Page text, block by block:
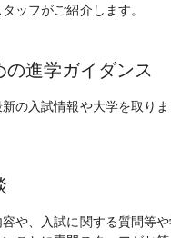
ッフがご紹介します。
の進学ガイダンス
の入試情報や大学を取り
や、入試に関する質問等